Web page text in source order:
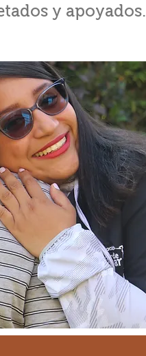
y apoyados.